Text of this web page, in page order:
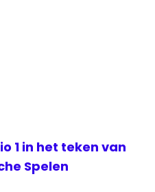
1 in het teken van
Spelen